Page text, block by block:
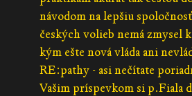
návodom na lepšiu
českých volieb nemá zmysel
kým ešte nová vláda ani
RE:pathy - asi nečítate
Vašim príspevkom si p.Fiala